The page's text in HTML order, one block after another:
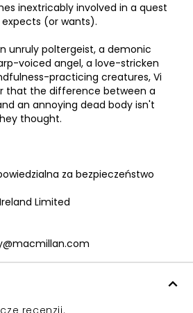
inextricably involved in a quest
(or wants).
unruly poltergeist, a demonic
voiced angel, a love-stricken
practicing creatures, Vi
that the difference between a
an annoying dead body isn't
thought.
za bezpieczeństwo
Limited
recenzji.